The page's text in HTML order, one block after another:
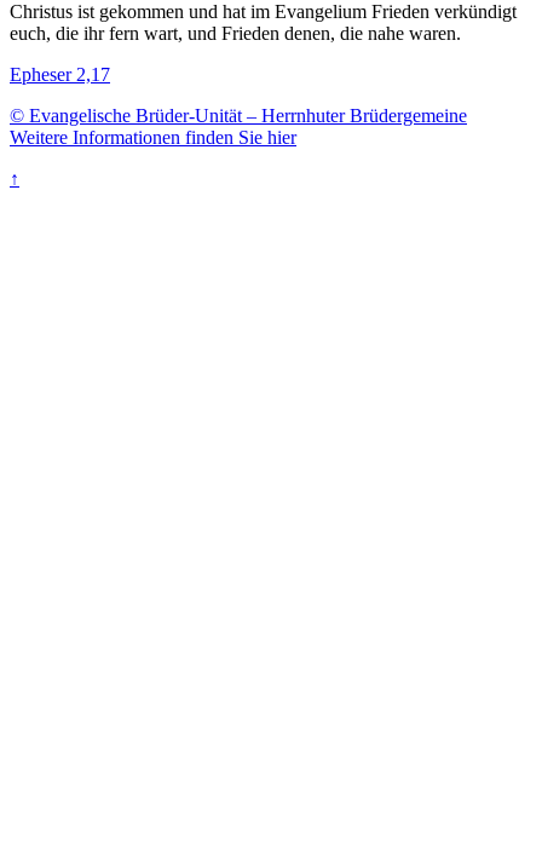
Christus ist gekommen und hat im Evangelium Frieden verkündigt
euch, die ihr fern wart, und Frieden denen, die nahe waren.
Epheser 2,17
© Evangelische Brüder-Unität – Herrnhuter Brüdergemeine
Weitere Informationen finden Sie hier
↑